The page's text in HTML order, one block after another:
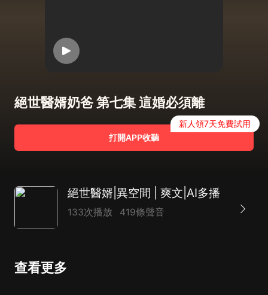
絕世醫婿奶爸 第七集 這婚必須離
打開APP收聽
新人領7天免費試用
絕世醫婿|異空間 | 爽文|AI多播
133次播放 419條聲音
查看更多